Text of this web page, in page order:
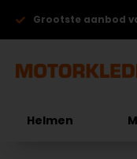
Grootste aanbod
Helmen